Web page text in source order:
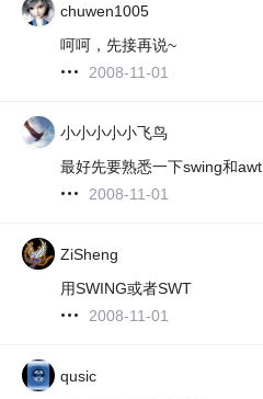
chuwen1005
呵呵，先接再说~
2008-11-01
小小小小小飞鸟
最好先要熟悉一下swing和awt
2008-11-01
ZiSheng
用SWING或者SWT
2008-11-01
qusic